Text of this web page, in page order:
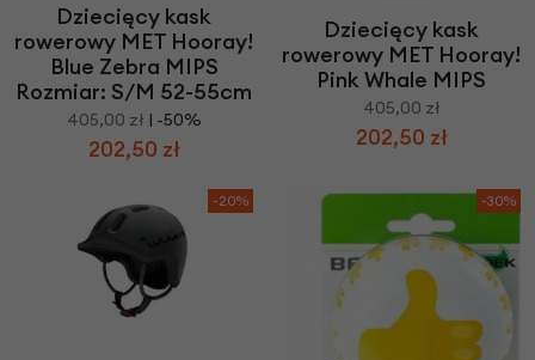
Dziecięcy kask
rowerowy MET Hooray!
Blue Zebra MIPS
Rozmiar: S/M 52-55cm
405,00 zł | -50%
202,50 zł
Dziecięcy kask
rowerowy MET Hooray!
Pink Whale MIPS
405,00 zł
202,50 zł
-20% -30%